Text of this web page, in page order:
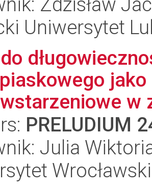
Uniwersytet
w
PRELUDIUM
Julia
Wrocławski